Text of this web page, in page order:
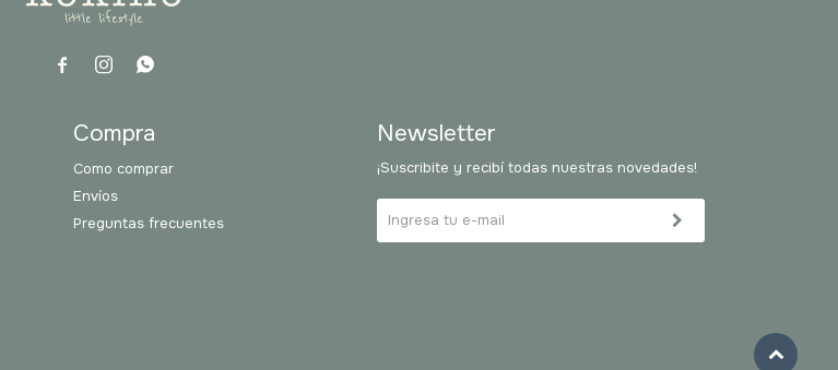
  
Compra
Como comprar
Envíos
Preguntas frecuentes
Newsletter
¡Suscribite y recibí todas nuestras novedades!